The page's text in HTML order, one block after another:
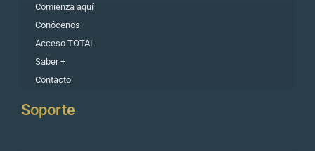
Comienza aquí
Conócenos
Acceso TOTAL
Saber +
Contacto
Soporte